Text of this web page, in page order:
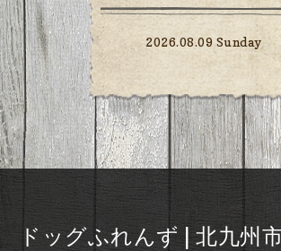
2026.08.09 Sunday
ドッグふれんず | 北九州